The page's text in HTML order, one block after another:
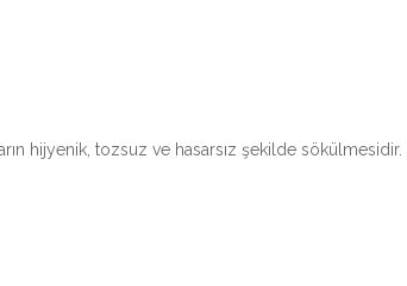
hijyenik, tozsuz ve hasarsız şekilde